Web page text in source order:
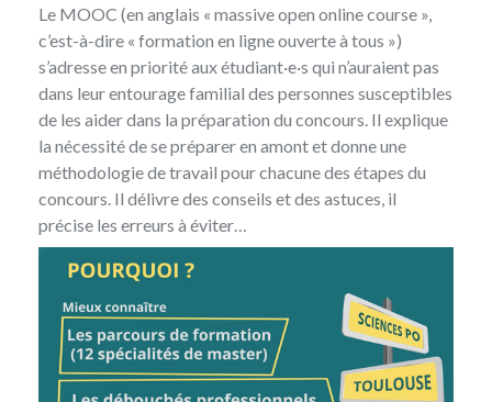
Le MOOC (en anglais « massive open online course »,
c’est-à-dire « formation en ligne ouverte à tous »)
s’adresse en priorité aux étudiant·e·s qui n’auraient pas
dans leur entourage familial des personnes susceptibles
de les aider dans la préparation du concours. Il explique
la nécessité de se préparer en amont et donne une
méthodologie de travail pour chacune des étapes du
concours. Il délivre des conseils et des astuces, il
précise les erreurs à éviter…